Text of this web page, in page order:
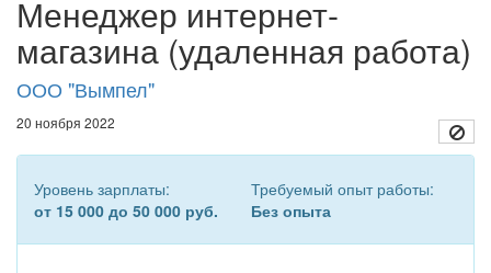
Менеджер интернет-
магазина (удаленная работа)
ООО "Вымпел"
20 ноября 2022
Уровень зарплаты:
от 15 000 до 50 000 руб.
Требуемый опыт работы:
Без опыта